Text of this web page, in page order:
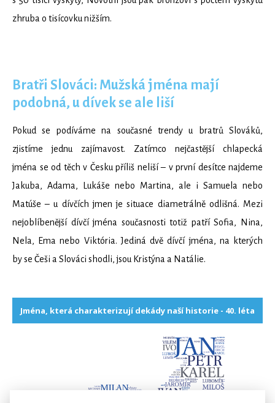
zhruba o tisícovku nižším.
Bratři Slováci: Mužská jména mají
podobná, u dívek se ale liší
Pokud se podíváme na současné trendy u bratrů Slováků,
zjistíme jednu zajímavost. Zatímco nejčastější chlapecká
jména se od těch v Česku příliš neliší – v první desítce najdeme
Jakuba, Adama, Lukáše nebo Martina, ale i Samuela nebo
Matúše – u dívčích jmen je situace diametrálně odlišná. Mezi
nejoblíbenější dívčí jména současnosti totiž patří Sofia, Nina,
Nela, Ema nebo Viktória. Jediná dvě dívčí jména, na kterých
by se Češi a Slováci shodli, jsou Kristýna a Natálie.